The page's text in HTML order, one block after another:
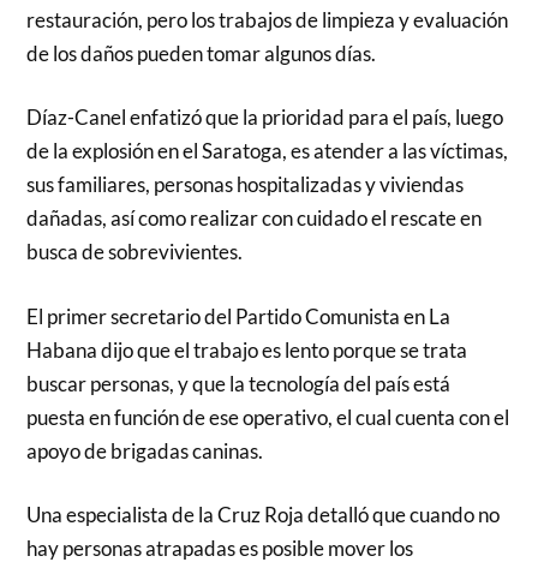
restauración, pero los trabajos de limpieza y evaluación
de los daños pueden tomar algunos días.
Díaz-Canel enfatizó que la prioridad para el país, luego
de la explosión en el Saratoga, es atender a las víctimas,
sus familiares, personas hospitalizadas y viviendas
dañadas, así como realizar con cuidado el rescate en
busca de sobrevivientes.
El primer secretario del Partido Comunista en La
Habana dijo que el trabajo es lento porque se trata
buscar personas, y que la tecnología del país está
puesta en función de ese operativo, el cual cuenta con el
apoyo de brigadas caninas.
Una especialista de la Cruz Roja detalló que cuando no
hay personas atrapadas es posible mover los